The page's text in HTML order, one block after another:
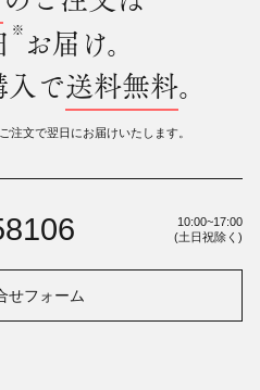
※ お届け。
で送料無料。
注文で翌日にお届けいたします。
10:00~17:00
(土日祝除く)
せフォーム